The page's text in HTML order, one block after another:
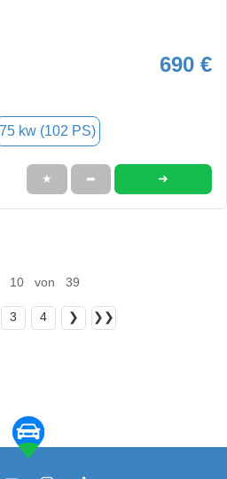
690 €
75 kw (102 PS)
★ ➦ ➜
10 von 39
3 4 ❯ ❯❯